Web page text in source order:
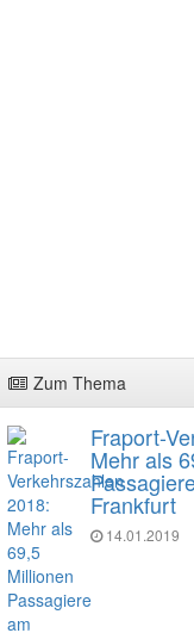
Zum Thema
Fraport-
Mehr als
Frankfurt
14.01.2019